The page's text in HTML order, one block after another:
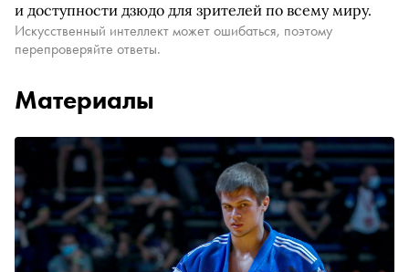
и доступности дзюдо для зрителей по всему миру.
Искусственный интеллект может ошибаться, поэтому
перепроверяйте ответы.
Материалы